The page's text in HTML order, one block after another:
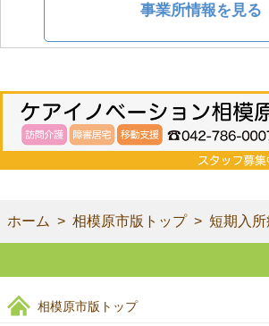
事業所情報を見る
ホーム 相模原市版トップ 短期入
相模原市版トップ